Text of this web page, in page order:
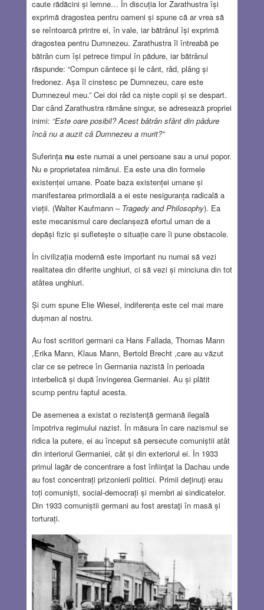
caute rădăcini și lemne… În discuția lor Zarathustra își
exprimă dragostea pentru oameni și spune că ar vrea să
se reîntoarcă printre ei, în vale, iar bătrânul își exprimă
dragostea pentru Dumnezeu. Zarathustra îl întreabă pe
bătrân cum își petrece timpul în pădure, iar bătrânul
răspunde: “Compun cântece și le cânt, râd, plâng și
fredonez. Așa îl cinstesc pe Dumnezeu, care este
Dumnezeul meu.” Cei doi râd ca niște copii și se despart.
Dar când Zarathustra rămâne singur, se adresează propriei
inimi: “Este oare posibil? Acest bătrân sfânt din pădure
încă nu a auzit că Dumnezeu a murit?”
Suferințanu este numai a unei persoane sau a unui popor.
Nu e proprietatea nimănui. Ea este una din formele
existenței umane. Poate baza existenței umane și
manifestarea primordială a ei este nesiguranța radicală a
vieții. (Walter Kaufmann – Tragedy and Philosophy). Ea
este mecanismul care declanșeză efortul uman de a
depăși fizic și sufletește o situație care îi pune obstacole.
În civilizația modernă este important nu numai să vezi
realitatea din diferite unghiuri, ci să vezi și minciuna din tot
atâtea unghiuri.
Și cum spune Elie Wiesel, indiferența este cel mai mare
dușman al nostru.
Au fost scriitori germani ca Hans Fallada, Thomas Mann
,Erika Mann, Klaus Mann, Bertold Brecht ,care au văzut
clar ce se petrece în Germania nazistă în perioada
interbelică și după învingerea Germaniei. Au și plătit
scump pentru faptul acesta.
De asemenea a existat o rezistenţă germană ilegală
împotriva regimului nazist. În măsura în care nazismul se
ridica la putere, ei au început să persecute comuniștii atât
din interiorul Germaniei, cât și din exteriorul ei. În 1933
primul lagăr de concentrare a fost înfiinţat la Dachau unde
au fost concentrați prizonierii politici. Primii deţinuţi erau
toți comuniști, social-democrați și membri ai sindicatelor.
Din 1933 comuniștii germani au fost arestaţi în masă și
torturați.